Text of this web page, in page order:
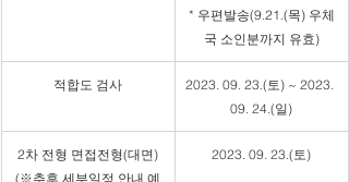
* 우편발송(9.21.(목) 우체
국 소인분까지 유효)
적합도 검사
2023. 09. 23.(토) ~ 2023.
09. 24.(일)
2차 전형 면접전형(대면)
(※추후 세부일정 안내 예
2023. 09. 23.(토)